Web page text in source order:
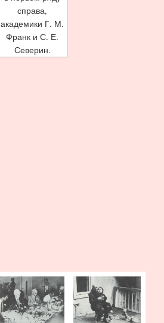
справа,
академики Г. М.
Франк и С. Е.
Северин.